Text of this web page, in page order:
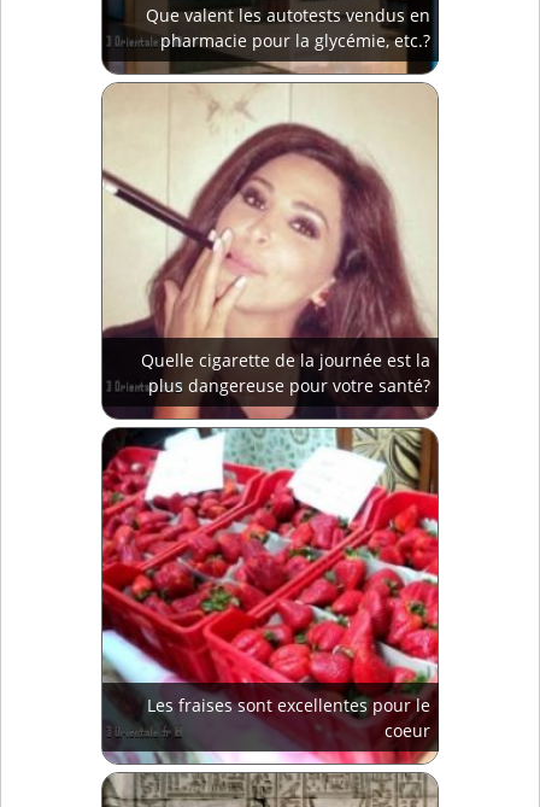
Que valent les autotests vendus en
pharmacie pour la glycémie, etc.?
Quelle cigarette de la journée est la
plus dangereuse pour votre santé?
Les fraises sont excellentes pour le
coeur